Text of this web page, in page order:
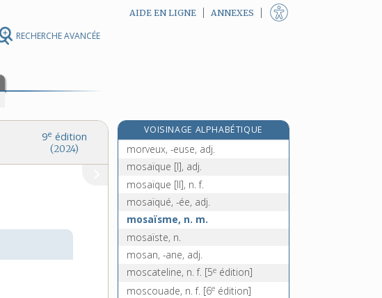
RECHERCHE AVANCÉE
AIDE EN LIGNE ANNEXES
9e édition
(2024)
VOISINAGE ALPHABÉTIQUE
morveau, n. m. [6 eédition]
morveux, -euse, adj.
mosaïque [I], adj.
mosaïque [II], n. f.
mosaïqué, -ée, adj.
mosaïsme, n. m.
mosaïste, n.
mosan, -ane, adj.
moscateline, n. f. [5e édition]
moscouade, n. f. [6e édition]